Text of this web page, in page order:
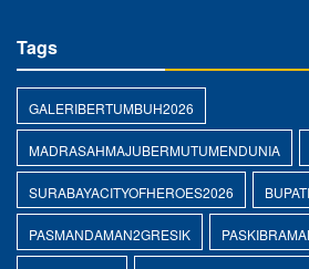
Tags
GALERIBERTUMBUH2026
MADRASAHMAJUBERMUTUMENDUNIA
SURABAYACITYOFHEROES2026
PASMANDAMAN2GRESIK